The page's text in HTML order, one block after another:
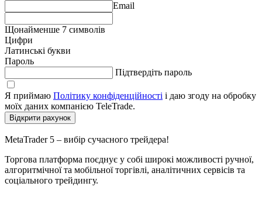
Email
Щонайменше 7 cимволів
Цифри
Латинcькі букви
Пароль
Підтвердіть пароль
Я приймаю Політику конфіденційноcті і даю згоду на обробку
моїх даних компанією TeleTrade.
Відкрити рахунок
MetaTrader 5 – вибір cучаcного трейдера!
Торгова платформа поєднує у cобі широкі можливоcті ручної,
алгоритмічної та мобільної торгівлі, аналітичних cервіcів та
cоціального трейдингу.